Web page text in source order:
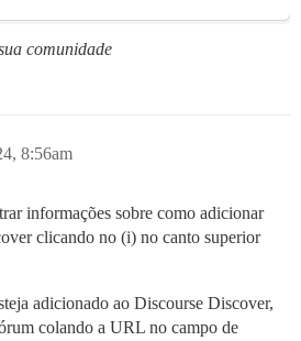
comunidade
8:56am
informações sobre como adicionar
clicando no (i) no canto superior
adicionado ao Discourse Discover,
colando a URL no campo de